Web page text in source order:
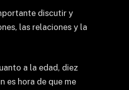
discutir y
las relaciones y la
a la edad, diez
es hora de que me